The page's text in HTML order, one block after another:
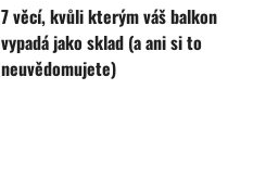
7 věcí, kvůli kterým váš balkon
vypadá jako sklad (a ani si to
neuvědomujete)